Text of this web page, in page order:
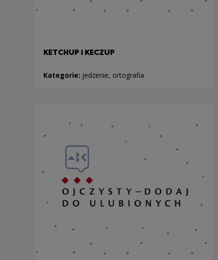
KETCHUP i KECZUP
Kategorie: jedzenie, ortografia